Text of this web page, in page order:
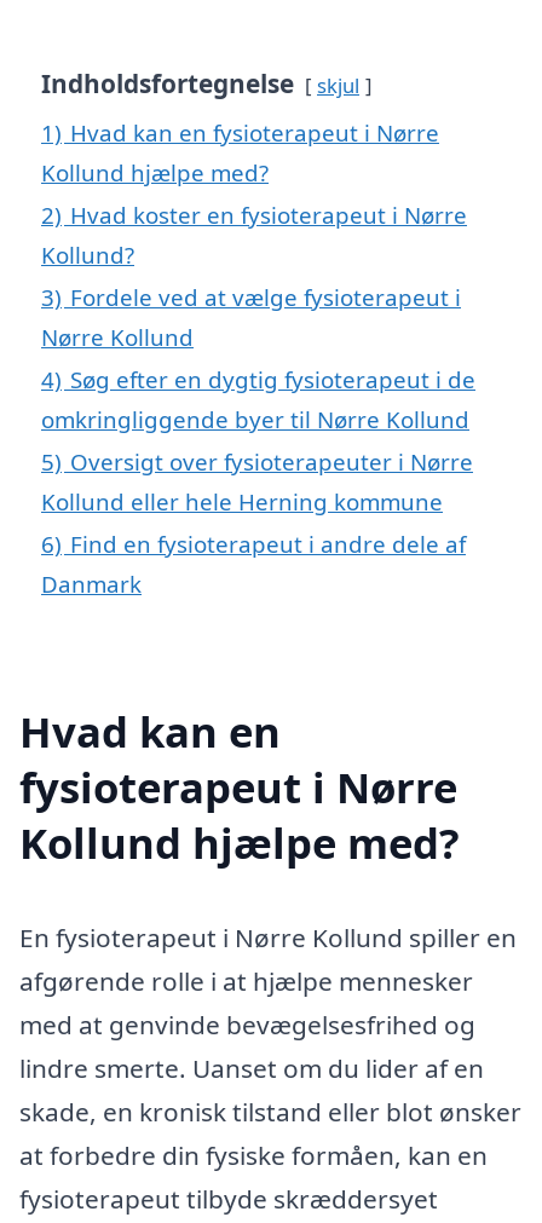
Indholdsfortegnelse skjul
1) Hvad kan en fysioterapeut i Nørre
Kollund hjælpe med?
2) Hvad koster en fysioterapeut i Nørre
Kollund?
3) Fordele ved at vælge fysioterapeut i
Nørre Kollund
4) Søg efter en dygtig fysioterapeut i de
omkringliggende byer til Nørre Kollund
5) Oversigt over fysioterapeuter i Nørre
Kollund eller hele Herning kommune
6) Find en fysioterapeut i andre dele af
Danmark
Hvad kan en
fysioterapeut i Nørre
Kollund hjælpe med?
En fysioterapeut i Nørre Kollund spiller en
afgørende rolle i at hjælpe mennesker
med at genvinde bevægelsesfrihed og
lindre smerte. Uanset om du lider af en
skade, en kronisk tilstand eller blot ønsker
at forbedre din fysiske formåen, kan en
fysioterapeut tilbyde skræddersyet